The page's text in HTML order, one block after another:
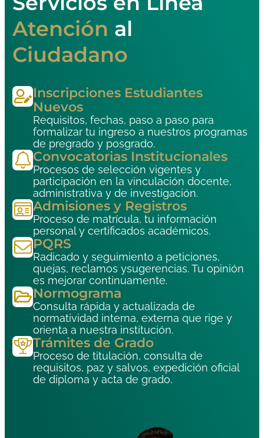
Atención al
Ciudadano
Inscripciones Estudiantes
Nuevos
Requisitos, fechas, paso a paso para
formalizar tu ingreso a nuestros programas
de pregrado y posgrado.
Convocatorias Institucionales
Procesos de selección vigentes y
participación en la vinculación docente,
administrativa y de investigación.
Admisiones y Registros
Proceso de matrícula, tu información
personal y certificados académicos.
PQRS
Radicado y seguimiento a peticiones,
quejas, reclamos ysugerencias. Tu opinión
es mejorar continuamente.
Normograma
Consulta rápida y actualizada de
normatividad interna, externa que rige y
orienta a nuestra institución.
Trámites de Grado
Proceso de titulación, consulta de
requisitos, paz y salvos, expedición oficial
de diploma y acta de grado.